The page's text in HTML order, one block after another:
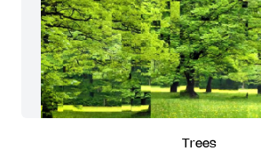
Trees